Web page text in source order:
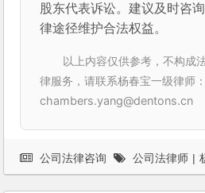
股东代表诉讼。建议及时咨
律途径维护合法权益。
以上内容仅供参考，不构成
律服务，请联系杨春宝一级律师：
chambers.yang@dentons.cn
公司法律咨询 公司法律师 |